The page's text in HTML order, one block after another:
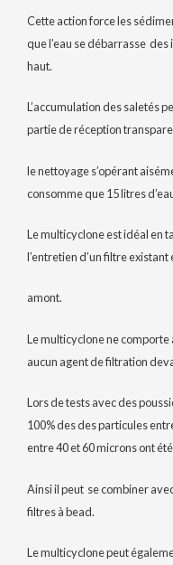
Cette action force les
que l’eau se débarrasse
haut.
L’accumulation des saletés
partie de réception
le nettoyage s’opérant
consomme que 15 litres
Le multicyclone est idéal en
l’entretien d’un filtre
amont.
Le multicyclone ne comporte
aucun agent de filtration
Lors de tests avec des
100% des des particules
entre 40 et 60 microns ont
Ainsi il peut se combiner
filtres à bead.
Le multicyclone peut